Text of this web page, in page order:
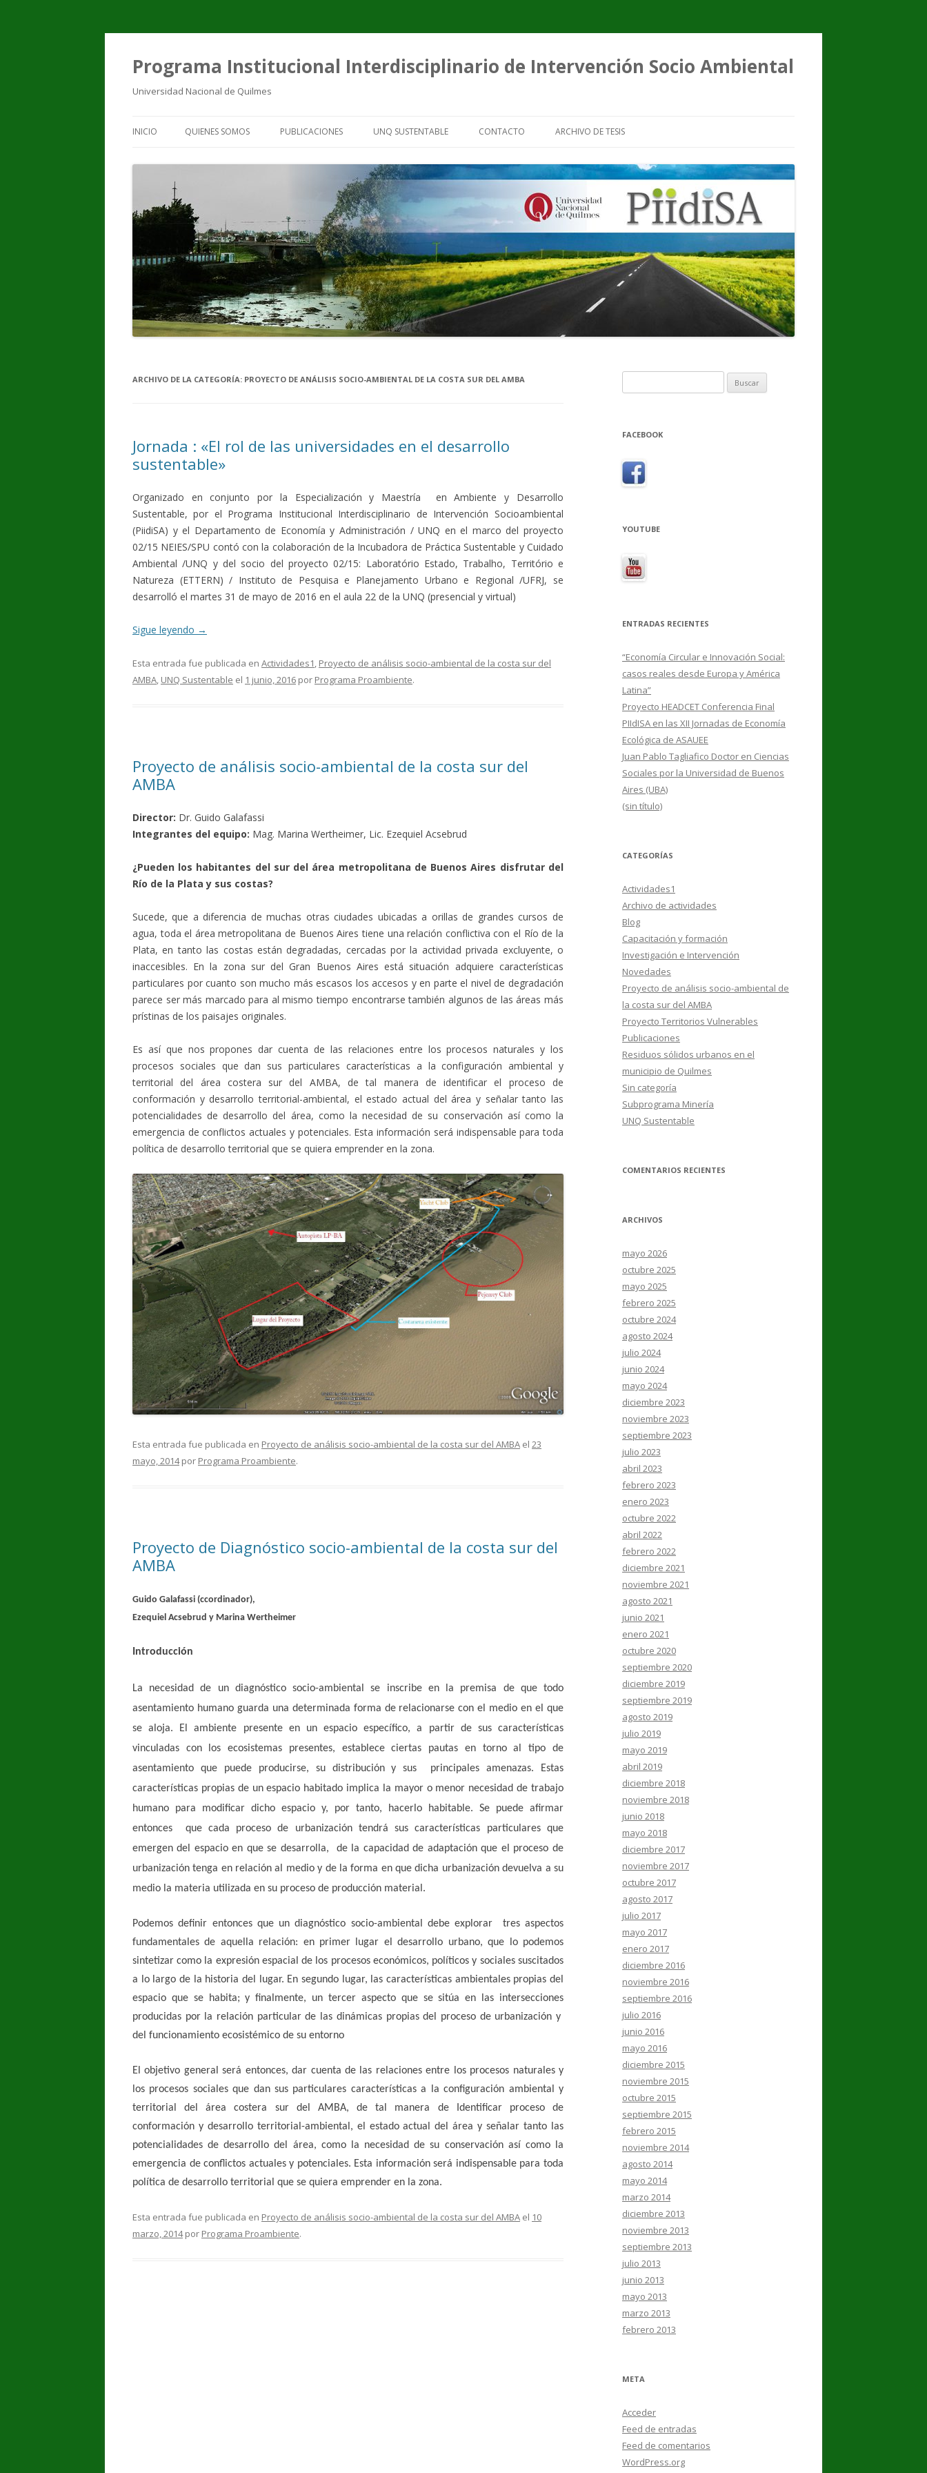
Programa Institucional Interdisciplinario de Intervención Socio Ambiental
Universidad Nacional de Quilmes
INICIO QUIENES SOMOS PUBLICACIONES
RECUPERADORES URBANOS
UNQ SUSTENTABLE CONTACTO ARCHIVO DE TESIS
CARTONERO
TESIS DE MAESTRÍA
TESIS DE DOCTORADO
ARCHIVO DE LA CATEGORÍA: PROYECTO DE ANÁLISIS SOCIO-AMBIENTAL DE LA COSTA SUR DEL AMBA
Jornada : «El rol de las universidades en el desarrollo
sustentable»
Organizado en conjunto por la Especialización y Maestría en Ambiente y Desarrollo
Sustentable, por el Programa Institucional Interdisciplinario de Intervención Socioambiental
(PiidiSA) y el Departamento de Economía y Administración / UNQ en el marco del proyecto
02/15 NEIES/SPU contó con la colaboración de la Incubadora de Práctica Sustentable y Cuidado
Ambiental /UNQ y del socio del proyecto 02/15: Laboratório Estado, Trabalho, Território e
Natureza (ETTERN) / Instituto de Pesquisa e Planejamento Urbano e Regional /UFRJ, se
desarrolló el martes 31 de mayo de 2016 en el aula 22 de la UNQ (presencial y virtual)
Sigue leyendo →
Esta entrada fue publicada en Actividades1, Proyecto de análisis socio-ambiental de la costa sur del
AMBA, UNQ Sustentable el 1 junio, 2016 por Programa Proambiente.
Proyecto de análisis socio-ambiental de la costa sur del
AMBA
Director: Dr. Guido Galafassi
Integrantes del equipo: Mag. Marina Wertheimer, Lic. Ezequiel Acsebrud
¿Pueden los habitantes del sur del área metropolitana de Buenos Aires disfrutar del
Río de la Plata y sus costas?
Sucede, que a diferencia de muchas otras ciudades ubicadas a orillas de grandes cursos de
agua, toda el área metropolitana de Buenos Aires tiene una relación conflictiva con el Río de la
Plata, en tanto las costas están degradadas, cercadas por la actividad privada excluyente, o
inaccesibles. En la zona sur del Gran Buenos Aires está situación adquiere características
particulares por cuanto son mucho más escasos los accesos y en parte el nivel de degradación
parece ser más marcado para al mismo tiempo encontrarse también algunos de las áreas más
prístinas de los paisajes originales.
Es así que nos propones dar cuenta de las relaciones entre los procesos naturales y los
procesos sociales que dan sus particulares características a la configuración ambiental y
territorial del área costera sur del AMBA, de tal manera de identificar el proceso de
conformación y desarrollo territorial-ambiental, el estado actual del área y señalar tanto las
potencialidades de desarrollo del área, como la necesidad de su conservación así como la
emergencia de conflictos actuales y potenciales. Esta información será indispensable para toda
política de desarrollo territorial que se quiera emprender en la zona.
Esta entrada fue publicada en Proyecto de análisis socio-ambiental de la costa sur del AMBA el 23
mayo, 2014por Programa Proambiente.
Proyecto de Diagnóstico socio-ambiental de la costa sur del
AMBA
Guido Galafassi (ccordinador),
Ezequiel Acsebrud y Marina Wertheimer
Introducción
La necesidad de un diagnóstico socio-ambiental se inscribe en la premisa de que todo
asentamiento humano guarda una determinada forma de relacionarse con el medio en el que
se aloja. El ambiente presente en un espacio específico, a partir de sus características
vinculadas con los ecosistemas presentes, establece ciertas pautas en torno al tipo de
asentamiento que puede producirse, su distribución y sus principales amenazas. Estas
características propias de un espacio habitado implica la mayor o menor necesidad de trabajo
humano para modificar dicho espacio y, por tanto, hacerlo habitable. Se puede afirmar
entonces que cada proceso de urbanización tendrá sus características particulares que
emergen del espacio en que se desarrolla, de la capacidad de adaptación que el proceso de
urbanización tenga en relación al medio y de la forma en que dicha urbanización devuelva a su
medio la materia utilizada en su proceso de producción material.
Podemos definir entonces que un diagnóstico socio-ambiental debe explorar tres aspectos
fundamentales de aquella relación: en primer lugar el desarrollo urbano, que lo podemos
sintetizar como la expresión espacial de los procesos económicos, políticos y sociales suscitados
a lo largo de la historia del lugar. En segundo lugar, las características ambientales propias del
espacio que se habita; y finalmente, un tercer aspecto que se sitúa en las intersecciones
producidas por la relación particular de las dinámicas propias del proceso de urbanización y
del funcionamiento ecosistémico de su entorno
El objetivo general será entonces, dar cuenta de las relaciones entre los procesos naturales y
los procesos sociales que dan sus particulares características a la configuración ambiental y
territorial del área costera sur del AMBA, de tal manera de Identificar proceso de
conformación y desarrollo territorial-ambiental, el estado actual del área y señalar tanto las
potencialidades de desarrollo del área, como la necesidad de su conservación así como la
emergencia de conflictos actuales y potenciales. Esta información será indispensable para toda
política de desarrollo territorial que se quiera emprender en la zona.
Esta entrada fue publicada en Proyecto de análisis socio-ambiental de la costa sur del AMBA el 10
marzo, 2014por Programa Proambiente.
FACEBOOK
YOUTUBE
ENTRADAS RECIENTES
“Economía Circular e Innovación Social:
casos reales desde Europa y América
Latina”
Proyecto HEADCET Conferencia Final
PIIdISA en las XII Jornadas de Economía
Ecológica de ASAUEE
Juan Pablo Tagliafico Doctor en Ciencias
Sociales por la Universidad de Buenos
Aires (UBA)
(sin título)
CATEGORÍAS
Actividades1
Archivo de actividades
Blog
Capacitación y formación
Investigación e Intervención
Novedades
Proyecto de análisis socio-ambiental de
la costa sur del AMBA
Proyecto Territorios Vulnerables
Publicaciones
Residuos sólidos urbanos en el
municipio de Quilmes
Sin categoría
Subprograma Minería
UNQ Sustentable
COMENTARIOS RECIENTES
ARCHIVOS
mayo 2026
octubre 2025
mayo 2025
febrero 2025
octubre 2024
agosto 2024
julio 2024
junio 2024
mayo 2024
diciembre 2023
noviembre 2023
septiembre 2023
julio 2023
abril 2023
febrero 2023
enero 2023
octubre 2022
abril 2022
febrero 2022
diciembre 2021
noviembre 2021
agosto 2021
junio 2021
enero 2021
octubre 2020
septiembre 2020
diciembre 2019
septiembre 2019
agosto 2019
julio 2019
mayo 2019
abril 2019
diciembre 2018
noviembre 2018
junio 2018
mayo 2018
diciembre 2017
noviembre 2017
octubre 2017
agosto 2017
julio 2017
mayo 2017
enero 2017
diciembre 2016
noviembre 2016
septiembre 2016
julio 2016
junio 2016
mayo 2016
diciembre 2015
noviembre 2015
octubre 2015
septiembre 2015
febrero 2015
noviembre 2014
agosto 2014
mayo 2014
marzo 2014
diciembre 2013
noviembre 2013
septiembre 2013
julio 2013
junio 2013
mayo 2013
marzo 2013
febrero 2013
META
Acceder
Feed de entradas
Feed de comentarios
WordPress.org